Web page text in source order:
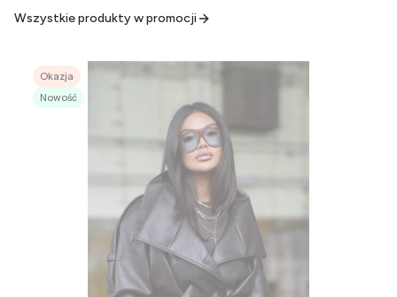
Wszystkie produkty w promocji
Okazja
Nowość